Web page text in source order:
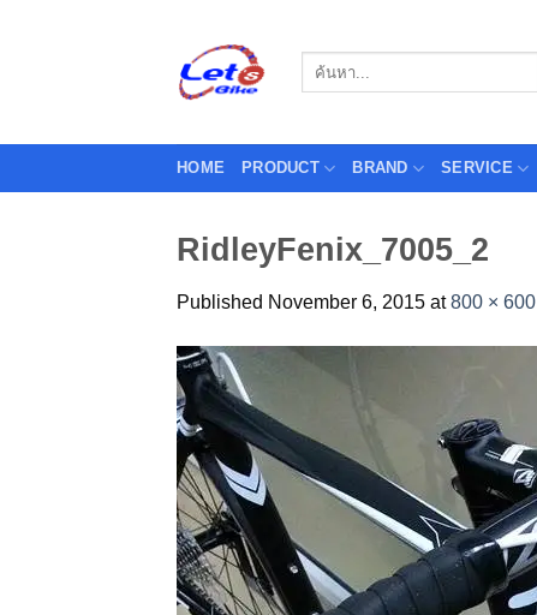
Search
HOME PRODUCT BRAND SERVICE
RidleyFenix_7005_2
Published November 6, 2015 at800 × 600